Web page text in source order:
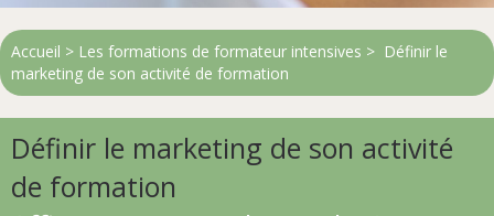
Accueil > Les formations de formateur intensives > Définir le
marketing de son activité de formation
Définir le marketing de son activité
de formation